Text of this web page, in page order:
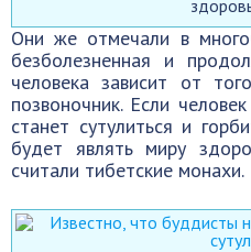
Они же отмечали в
безболезненная и
человека зависит от
позвоночник. Если
станет сутулиться и
будет являть миру
считали тибетские монахи.